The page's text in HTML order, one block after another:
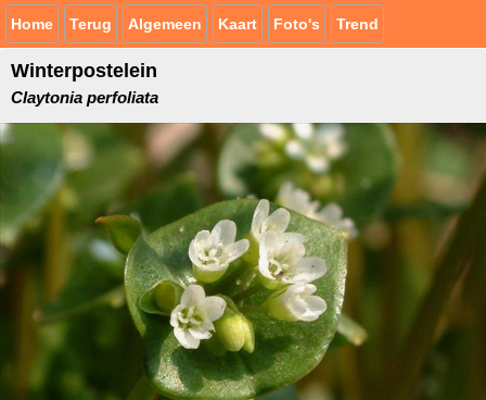
Home Terug Algemeen Kaart Foto's Trend
Winterpostelein
Claytonia perfoliata